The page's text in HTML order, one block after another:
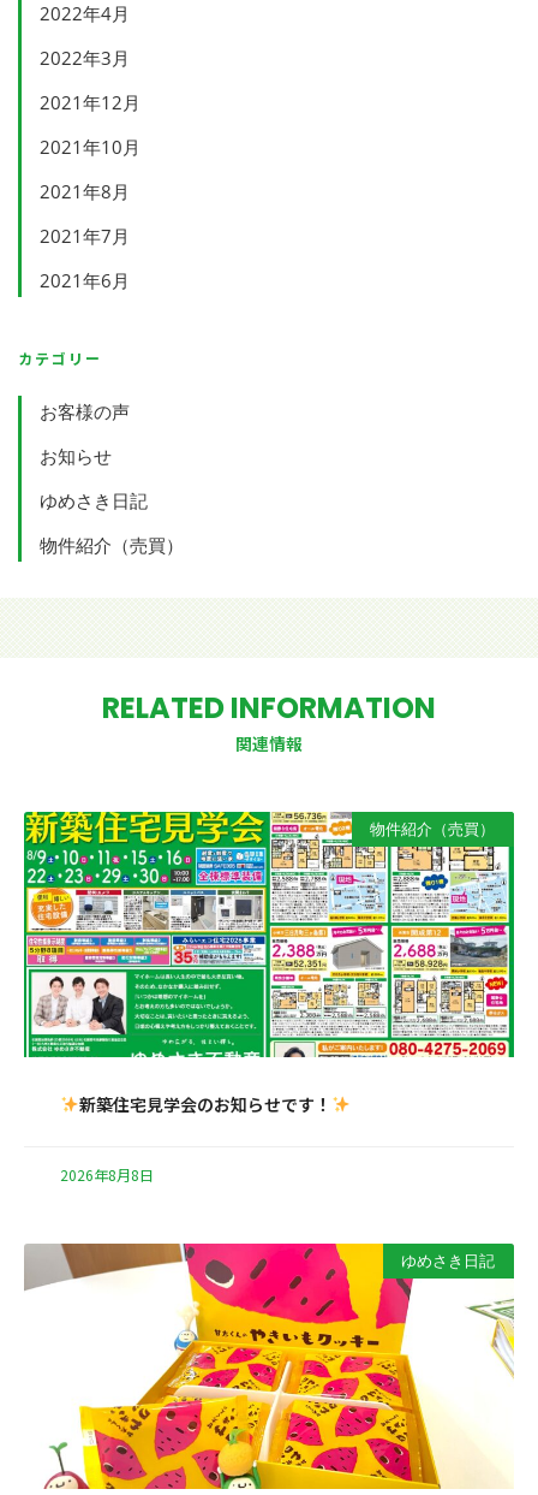
2022年4月
2022年3月
2021年12月
2021年10月
2021年8月
2021年7月
2021年6月
カテゴリー
お客様の声
お知らせ
ゆめさき日記
物件紹介（売買）
RELATED INFORMATION
関連情報
物件紹介（売買）
新築住宅見学会のお知らせです！
2026年8月8日
ゆめさき日記